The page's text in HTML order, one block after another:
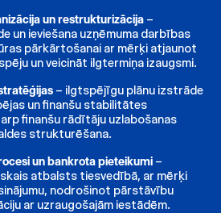
un restrukturizācija –
un ieviešana uzņēmuma darbības
pārkārtošanai ar mērķi atjaunot
un veicināt ilgtermiņa izaugsmi.
– ilgtspējīgu plānu izstrāde
un finanšu stabilitātes
finanšu rādītāju uzlabošanas
strukturēšana.
un bankrota pieteikumi –
atbalsts tiesvedībā, ar mērķi
nodrošinot pārstāvību
ar uzraugošajām iestādēm.